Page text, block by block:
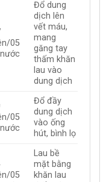
05
Đổ dung
dịch lên
vết máu,
mang
găng tay
thấm khăn
lau vào
dung dịch
05
Đổ đầy
dung dịch
vào ống
hút, bình lọ
05
Lau bề
mặt bằng
khăn lau